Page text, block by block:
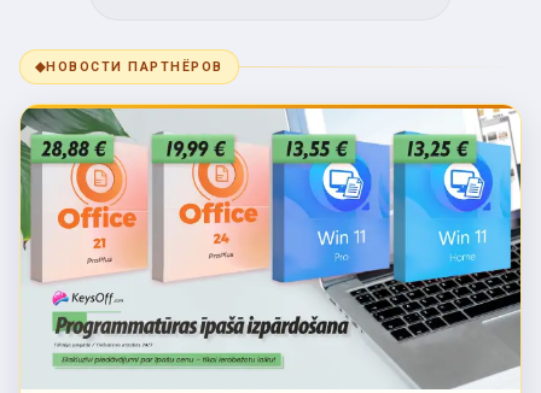
◆НОВОСТИ ПАРТНЁРОВ